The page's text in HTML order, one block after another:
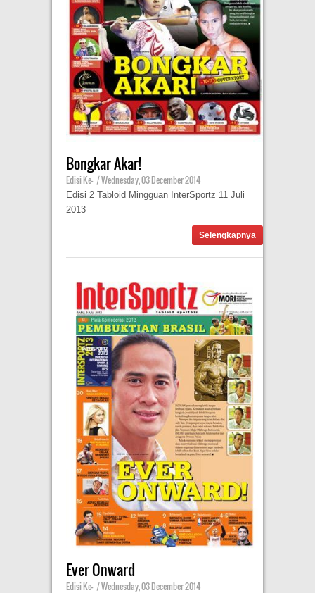
Bongkar Akar!
Edisi Ke- | Wednesday, 03 December 2014
Edisi 2 Tabloid Mingguan InterSportz 11 Juli
2013
Selengkapnya
Ever Onward
Edisi Ke- | Wednesday, 03 December 2014